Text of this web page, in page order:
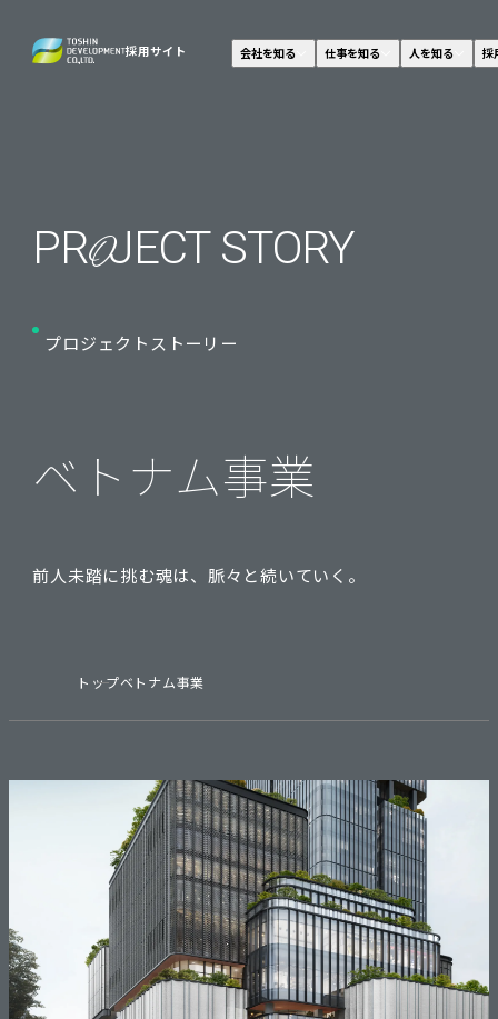
採用サイト 会社を知る 仕事を知る 人を知る 採
PROJECT STORY
プロジェクトストーリー
ベトナム事業
前人未踏に挑む魂は、脈々と続いていく。
トップベトナム事業